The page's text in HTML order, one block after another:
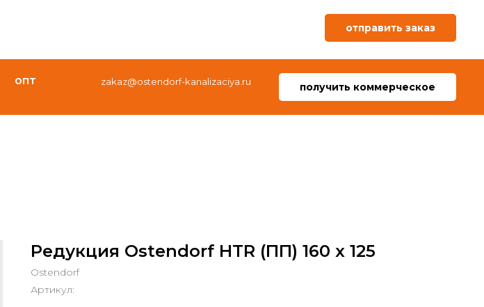
отправить заказ
опт
zakaz@ostendorf-kanalizaciya.ru получить коммерческое
Редукция Ostendorf HTR (ПП) 160 х 125
Ostendorf
Артикул: